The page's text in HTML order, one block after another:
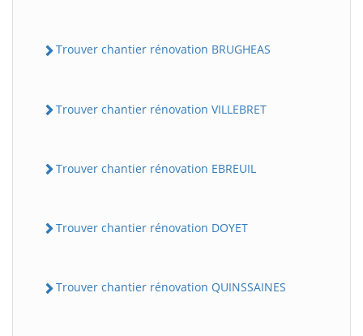
Trouver chantier rénovation BRUGHEAS
Trouver chantier rénovation VILLEBRET
Trouver chantier rénovation EBREUIL
Trouver chantier rénovation DOYET
Trouver chantier rénovation QUINSSAINES